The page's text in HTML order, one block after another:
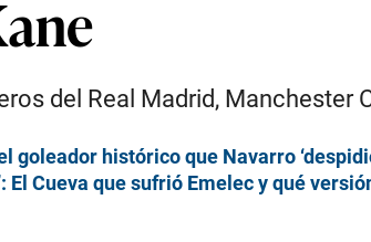
del Real Madrid, Manchester
histórico que Navarro
El Cueva que sufrió Emelec y qué